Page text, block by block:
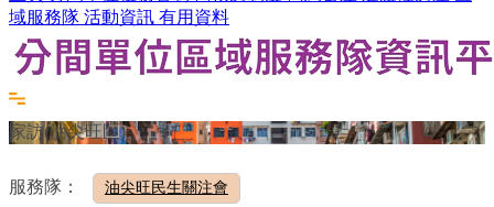
域服務隊 活動資訊 有用資料
家訪(油尖旺區)
服務隊： 油尖旺民生關注會